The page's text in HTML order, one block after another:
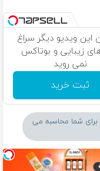
این ویدیو دیگر سراغ
زیبایی و بوتاکس
نمی روید
ثبت خرید
برای شما محاسبه می